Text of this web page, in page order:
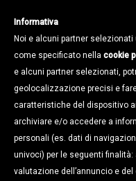
Eventi e
RENTRI: IL
ELETTRONICO
RIFIUTI -
PADOVA
Informativa
Noi e alcuni partner
come specificato nella cookie
e alcuni partner selezionati,
geolocalizzazione precisi e
caratteristiche del dispositivo
archiviare e/o accedere a
personali (es. dati di
univoci) per le seguenti
valutazione dell’annuncio e